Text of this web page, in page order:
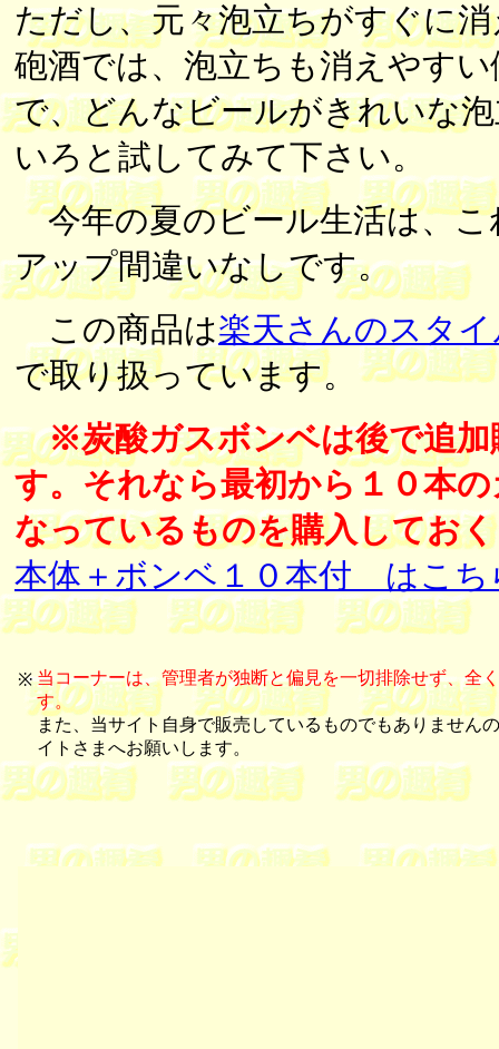
ただし、元々泡立ちがすぐに
砲酒では、泡立ちも消えやす
で、どんなビールがきれいな
いろと試してみて下さい。
今年の夏のビール生活は、こ
アップ間違いなしです。
この商品は楽天さんのスタ
で取り扱っています。
※炭酸ガスボンベは後で追
す。それなら最初から１０本
なっているものを購入してお
本体＋ボンベ１０本付 はこち
※ 当コーナーは、管理者が独断と偏見を一切排除せず、全
す。
また、当サイト自身で販売しているものでもありません
イトさまへお願いします。